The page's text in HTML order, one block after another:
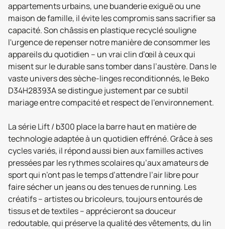
appartements urbains, une buanderie exiguë ou une
maison de famille, il évite les compromis sans sacrifier sa
capacité. Son châssis en plastique recyclé souligne
l'urgence de repenser notre manière de consommer les
appareils du quotidien – un vrai clin d’œil à ceux qui
misent sur le durable sans tomber dans l’austère. Dans le
vaste univers des sèche-linges reconditionnés, le Beko
D34H28393A se distingue justement par ce subtil
mariage entre compacité et respect de l’environnement.
La série Lift / b300 place la barre haut en matière de
technologie adaptée à un quotidien effréné. Grâce à ses
cycles variés, il répond aussi bien aux familles actives
pressées par les rythmes scolaires qu’aux amateurs de
sport qui n’ont pas le temps d’attendre l’air libre pour
faire sécher un jeans ou des tenues de running. Les
créatifs – artistes ou bricoleurs, toujours entourés de
tissus et de textiles – apprécieront sa douceur
redoutable, qui préserve la qualité des vêtements, du lin